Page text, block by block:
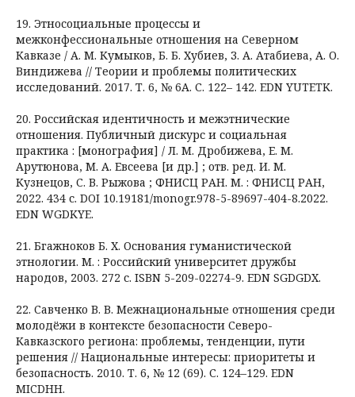
19. Этносоциальные процессы и
межконфессиональные отношения на Северном
Кавказе / А. М. Кумыков, Б. Б. Хубиев, З. А. Атабиева, А. О.
Виндижева // Теории и проблемы политических
исследований. 2017. Т. 6, № 6А. С. 122– 142. EDN YUTETK.
20. Российская идентичность и межэтнические
отношения. Публичный дискурс и социальная
практика : [монография] / Л. М. Дробижева, Е. М.
Арутюнова, М. А. Евсеева [и др.] ; отв. ред. И. М.
Кузнецов, С. В. Рыжова ; ФНИСЦ РАН. М. : ФНИСЦ РАН,
2022. 434 с. DOI 10.19181/monogr.978-5-89697-404-8.2022.
EDN WGDKYE.
21. Бгажноков Б. Х. Основания гуманистической
этнологии. М. : Российский университет дружбы
народов, 2003. 272 с. ISBN 5-209-02274-9. EDN SGDGDX.
22. Савченко В. В. Межнациональные отношения среди
молодёжи в контексте безопасности Северо-
Кавказского региона: проблемы, тенденции, пути
решения // Национальные интересы: приоритеты и
безопасность. 2010. Т. 6, № 12 (69). С. 124–129. EDN
MICDHH.